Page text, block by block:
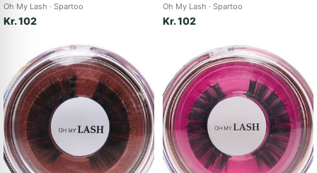
Oh My Lash Spartoo
Kr. 102
Oh My Lash Spartoo
Kr. 102